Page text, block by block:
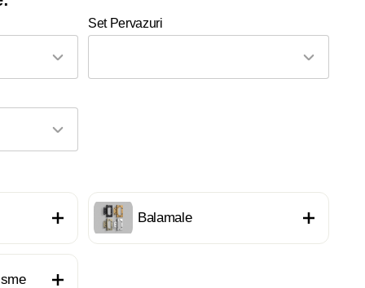
Set Pervazuri
Balamale